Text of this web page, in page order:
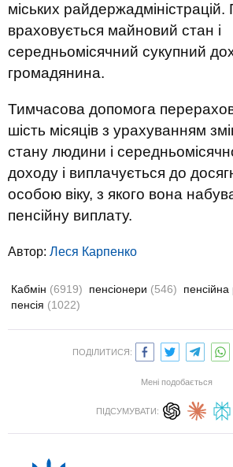
міських
враховується майновий стан і
середньомісячний сукупний
громадянина.
Тимчасова допомога
шість місяців з урахуванням
стану людини і
доходу і виплачується до
особою віку, з якого вона
пенсійну виплату.
Автор: Леся Карпенко
Кабмін (6919) пенсіонери (546)
пенсія (1022)
ПОДІЛИТИСЯ:
Мені подобається
ПІДСУМУВАТИ: